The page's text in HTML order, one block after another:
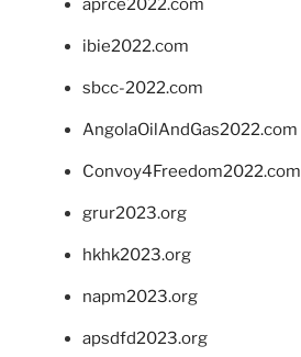
aprce2022.com
ibie2022.com
sbcc-2022.com
AngolaOilAndGas2022.com
Convoy4Freedom2022.com
grur2023.org
hkhk2023.org
napm2023.org
apsdfd2023.org